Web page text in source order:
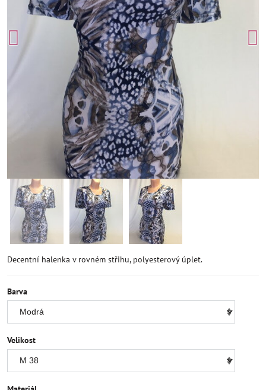
Decentní halenka v rovném střihu, polyesterový úplet.
Barva
Velikost